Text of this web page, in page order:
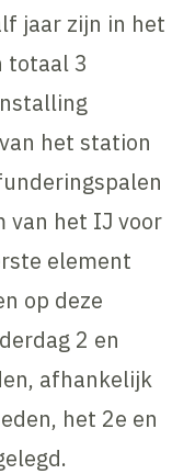
jaar zijn in het
totaal 3
het station
van het IJ voor
element
op deze
2 en
afhankelijk
het 2e en